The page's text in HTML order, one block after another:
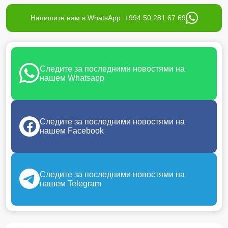
Напишите нам в WhatsApp: +994 50 281 67 69
Следите за последними новостями на
нашем Whatsapp
Следите за последними новостями на
нашем Facebook
Следите за последними новостями на
нашем Telegram